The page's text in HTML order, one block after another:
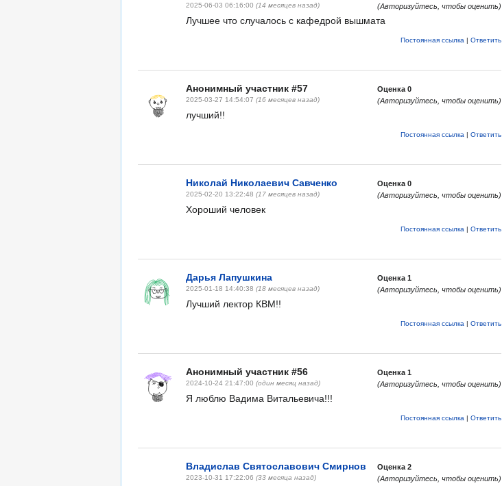
2025-06-03 06:16:00 (14 месяцев назад)
(Авторизуйтесь, чтобы оценить)
Лучшее что случалось с кафедрой вышмата
Постоянная ссылка | Ответить
Анонимный участник #57
2025-03-27 14:54:07 (16 месяцев назад)
Оценка 0
(Авторизуйтесь, чтобы оценить)
лучший!!
Постоянная ссылка | Ответить
Николай Николаевич Савченко
2025-02-20 13:22:48 (17 месяцев назад)
Оценка 0
(Авторизуйтесь, чтобы оценить)
Хороший человек
Постоянная ссылка | Ответить
Дарья Лапушкина
2025-01-18 14:40:38 (18 месяцев назад)
Оценка 1
(Авторизуйтесь, чтобы оценить)
Лучший лектор КВМ!!
Постоянная ссылка | Ответить
Анонимный участник #56
2024-10-24 21:47:00 (один месяц назад)
Оценка 1
(Авторизуйтесь, чтобы оценить)
Я люблю Вадима Витальевича!!!
Постоянная ссылка | Ответить
Владислав Святославович Смирнов
2023-10-31 17:22:06 (33 месяца назад)
Оценка 2
(Авторизуйтесь, чтобы оценить)